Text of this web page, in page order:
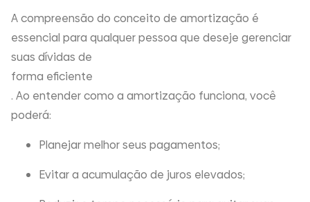
A compreensão do conceito de amortização é
essencial para qualquer pessoa que deseje gerenciar
suas dívidas de
forma eficiente
. Ao entender como a amortização funciona, você
poderá:
Planejar melhor seus pagamentos;
Evitar a acumulação de juros elevados;